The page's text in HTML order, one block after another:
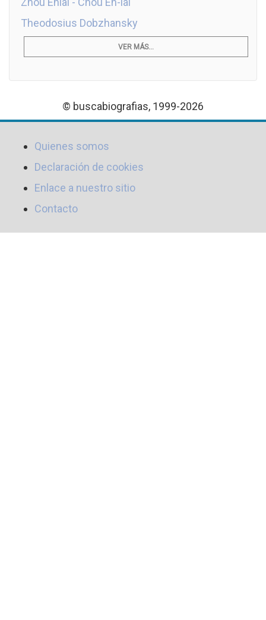
Theodosius Dobzhansky
VER MÁS...
© buscabiografias, 1999-2026
Quienes somos
Declaración de cookies
Enlace a nuestro sitio
Contacto